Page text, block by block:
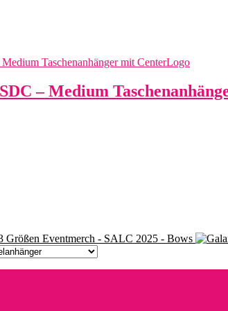
– Medium
Eventmerch - SALC 2025 - Bows